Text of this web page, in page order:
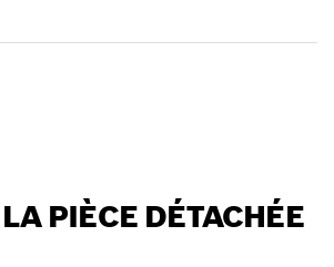
PIÈCE DÉTACHÉE